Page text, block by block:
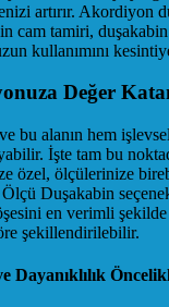
artırır. Akordiyon
cam tamiri,
kullanımını
Değer
bu alanın hem
İşte tam bu
özel, ölçülerinize
Duşakabin
en verimli
şekillendirilebilir.
Dayanıklılık